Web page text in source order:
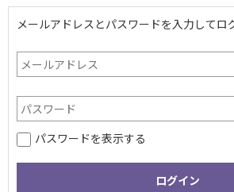
メールアドレスとパスワードを入力してロ
パスワードを表示する